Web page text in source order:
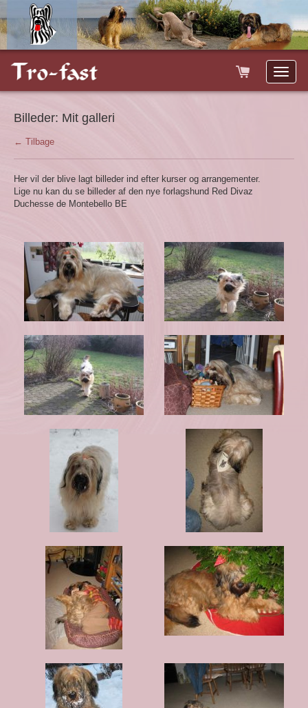
Toggle
Billeder: Mit galleri
← Tilbage
Her vil der blive lagt billeder ind efter kurser og arrangementer.
Lige nu kan du se billeder af den nye forlagshund Red Divaz
Duchesse de Montebello BE